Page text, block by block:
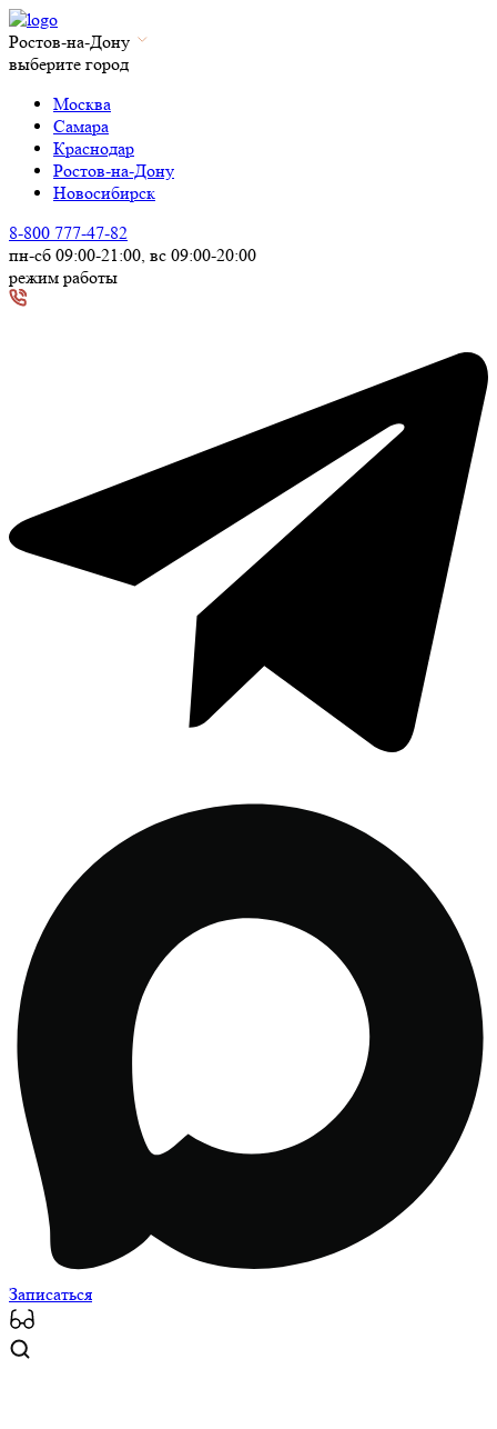
Ростов-на-Дону
выберите город
Москва
Самара
Краснодар
Ростов-на-Дону
Новосибирск
8-800 777-47-82
пн-сб 09:00-21:00, вс 09:00-20:00
режим работы
Записаться